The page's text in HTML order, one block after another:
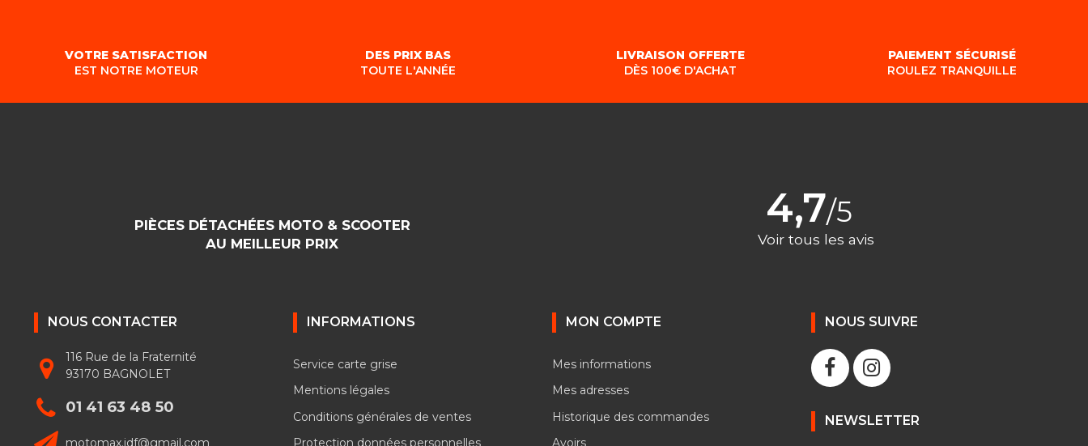
VOTRE SATISFACTION
EST NOTRE MOTEUR
DES PRIX BAS
TOUTE L'ANNÉE
LIVRAISON OFFERTE
DÈS 100€ D'ACHAT
PAIEMENT SÉCURISÉ
ROULEZ TRANQUILLE
PIÈCES DÉTACHÉES MOTO & SCOOTER
AU MEILLEUR PRIX
4,7/5
Voir tous les avis
NOUS CONTACTER
116 Rue de la Fraternité
93170 BAGNOLET
01 41 63 48 50
motomax.idf@gmail.com
INFORMATIONS
Service carte grise
Mentions légales
Conditions générales de ventes
Protection données personnelles
MON COMPTE
Mes informations
Mes adresses
Historique des commandes
Avoirs
NOUS SUIVRE
NEWSLETTER